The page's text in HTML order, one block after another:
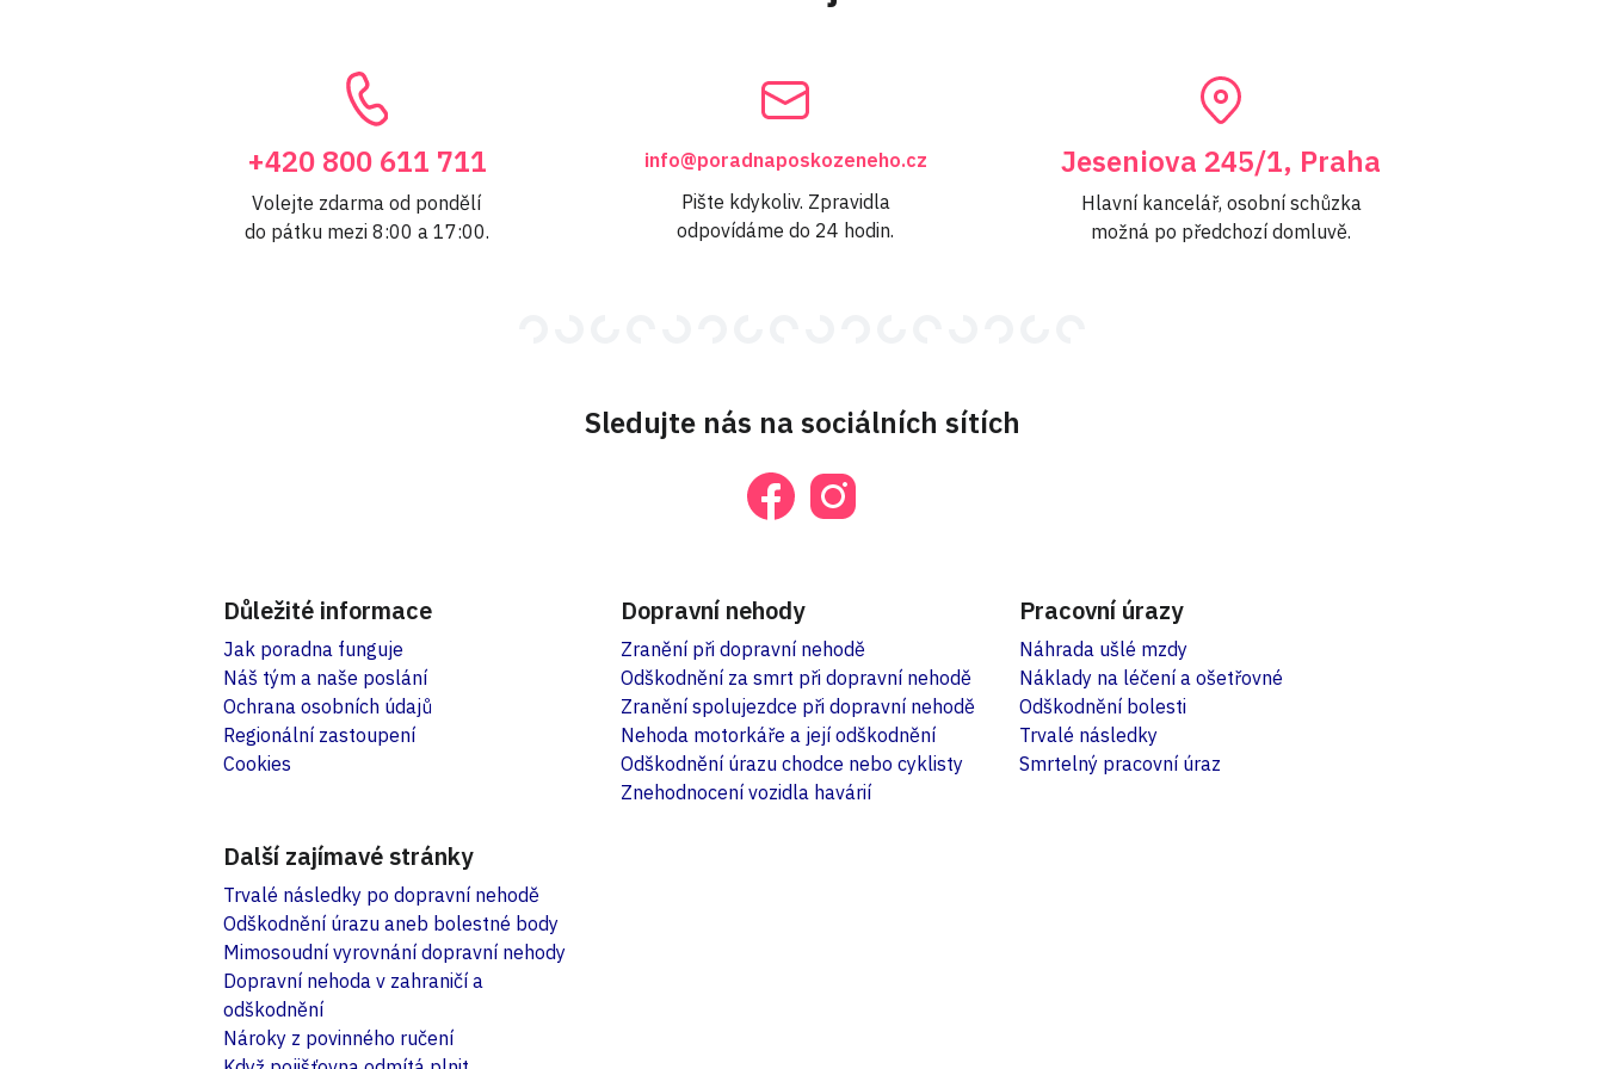
+420 800 611 711
Volejte zdarma od pondělí
do pátku mezi 8:00 a 17:00.
info@poradnaposkozeneho.cz
Pište kdykoliv. Zpravidla
odpovídáme do 24 hodin.
Jeseniova 245/1, Praha
Hlavní kancelář, osobní schůzka
možná po předchozí domluvě.
Sledujte nás na sociálních sítích
Důležité informace
Jak poradna funguje
Náš tým a naše poslání
Ochrana osobních údajů
Regionální zastoupení
Cookies
Dopravní nehody
Zranění při dopravní nehodě
Odškodnění za smrt při dopravní nehodě
Zranění spolujezdce při dopravní nehodě
Nehoda motorkáře a její odškodnění
Odškodnění úrazu chodce nebo cyklisty
Znehodnocení vozidla havárií
Pracovní úrazy
Náhrada ušlé mzdy
Náklady na léčení a ošetřovné
Odškodnění bolesti
Trvalé následky
Smrtelný pracovní úraz
Další zajímavé stránky
Trvalé následky po dopravní nehodě
Odškodnění úrazu aneb bolestné body
Mimosoudní vyrovnání dopravní nehody
Dopravní nehoda v zahraničí a
odškodnění
Nároky z povinného ručení